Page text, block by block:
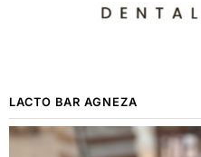
LACTO BAR AGNEZA